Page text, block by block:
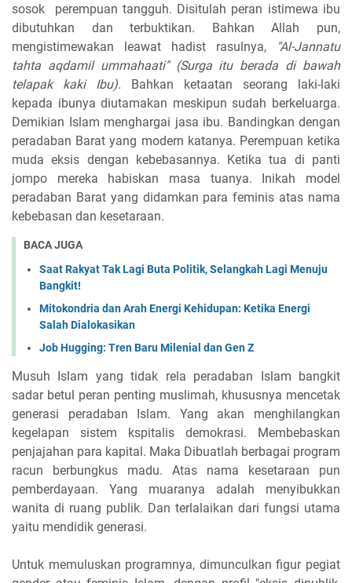
sosok perempuan tangguh. Disitulah peran istimewa ibu
dibutuhkan dan terbuktikan. Bahkan Allah pun,
mengistimewakan leawat hadist rasulnya,
"Al-Jannatu
tahta aqdamil ummahaati" (Surga itu berada di bawah
telapak kaki Ibu). Bahkan ketaatan seorang laki-laki
kepada ibunya diutamakan meskipun sudah berkeluarga.
Demikian Islam menghargai jasa ibu. Bandingkan dengan
peradaban Barat yang modern katanya. Perempuan ketika
muda eksis dengan kebebasannya. Ketika tua di panti
jompo mereka habiskan masa tuanya. Inikah model
peradaban Barat yang didamkan para feminis atas nama
kebebasan dan kesetaraan.
BACA JUGA
Saat Rakyat Tak Lagi Buta Politik, Selangkah Lagi Menuju
Bangkit!
Mitokondria dan Arah Energi Kehidupan: Ketika Energi
Salah Dialokasikan
Job Hugging: Tren Baru Milenial dan Gen Z
Musuh Islam yang tidak rela peradaban Islam bangkit
sadar betul peran penting muslimah, khususnya mencetak
generasi peradaban Islam. Yang akan menghilangkan
kegelapan sistem kspitalis demokrasi. Membebaskan
penjajahan para kapital. Maka Dibuatlah berbagai program
racun berbungkus madu. Atas nama kesetaraan pun
pemberdayaan. Yang muaranya adalah menyibukkan
wanita di ruang publik. Dan terlalaikan dari fungsi utama
yaitu mendidik generasi.
Untuk memuluskan programnya, dimunculkan figur pegiat